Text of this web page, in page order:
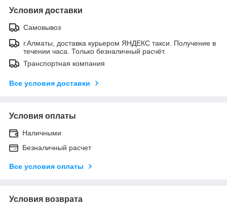
Условия доставки
Самовывоз
г.Алматы, доставка курьером ЯНДЕКС такси. Получение в
течении часа. Только безналичный расчёт.
Транспортная компания
Все условия доставки
Условия оплаты
Наличными
Безналичный расчет
Все условия оплаты
Условия возврата